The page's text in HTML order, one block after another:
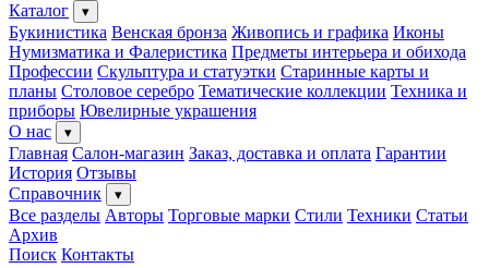
Каталог
▾
Букинистика Венская бронза Живопись и графика Иконы
Нумизматика и Фалеристика Предметы интерьера и обихода
Профессии Скульптура и статуэтки Старинные карты и
планы Столовое серебро Тематические коллекции Техника и
приборы Ювелирные украшения
О нас
▾
Главная Салон-магазин Заказ, доставка и оплата Гарантии
История Отзывы
Справочник
▾
Все разделы Авторы Торговые марки Стили Техники Статьи
Архив
Поиск Контакты